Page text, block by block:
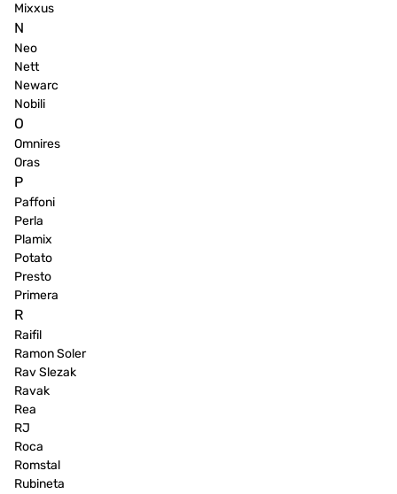
Mixxus
N
Neo
Nett
Newarc
Nobili
O
Omnires
Oras
P
Paffoni
Perla
Plamix
Potato
Presto
Primera
R
Raifil
Ramon Soler
Rav Slezak
Ravak
Rea
RJ
Roca
Romstal
Rubineta